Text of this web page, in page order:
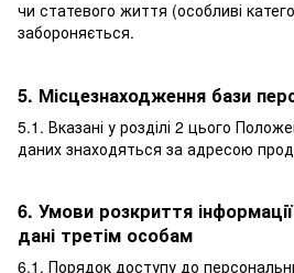
чи статевого життя (особливі
забороняється.
5. Місцезнаходження бази
5.1. Вказані у розділі 2 цього
даних знаходяться за адресою
6. Умови розкриття
дані третім особам
6.1. Порядок доступу до